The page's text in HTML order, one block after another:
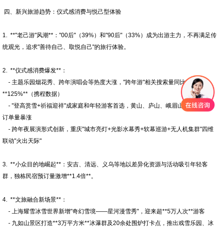
四、新兴旅游趋势：仪式感消费与悦己型体验
1. **"老己游"风潮**："00后"（39%）和"90后"（33%）成为出游主力，不再满足传
统观光，追求"善待自己、取悦自己"的旅行体验。
2. **仪式感消费爆发**：
- 主题乐园烟花秀、跨年演唱会等热度大涨，"跨年游"相关搜索量同比增长
**125%**（携程数据）
- "登高赏雪+祈福迎祥"成家庭和年轻游客首选，黄山、庐山、峨眉山等山岳景区
订单量暴涨
- 跨年夜展演形式创新，重庆"城市亮灯+光影水幕秀+软幕巡游+无人机集群"四维
联动"火出天际"
3. **小众目的地崛起**：安吉、清远、义乌等地以差异化资源与活动吸引年轻客
群，独栋民宿预订量激增**1.4倍**。
4. **文旅融合新场景**：
- 上海耀雪冰雪世界新增"奇幻雪境——星河漫雪秀"，迎来超**5万人次**游客
- 九如山景区打造**3万平方米**冰瀑群及20余处围炉打卡点，推出戏雪乐园、冰